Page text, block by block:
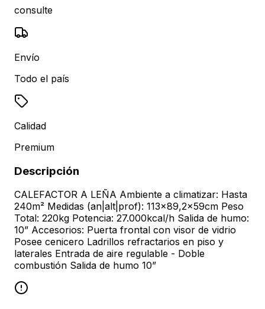
consulte
Envío
Todo el país
Calidad
Premium
Descripción
CALEFACTOR A LEÑA Ambiente a climatizar: Hasta
240m² Medidas (an|alt|prof): 113x89,2x59cm Peso
Total: 220kg Potencia: 27.000kcal/h Salida de humo:
10” Accesorios: Puerta frontal con visor de vidrio
Posee cenicero Ladrillos refractarios en piso y
laterales Entrada de aire regulable - Doble
combustión Salida de humo 10”